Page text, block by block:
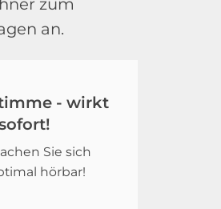
zum
an.
- wirkt
Sie sich
hörbar!